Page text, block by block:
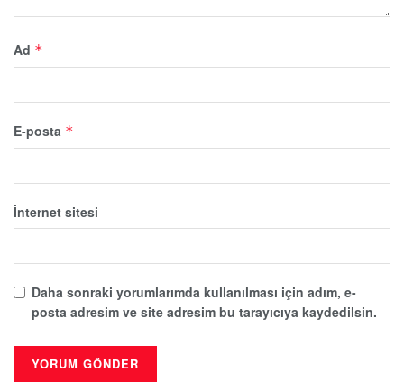
Ad *
E-posta *
İnternet sitesi
Daha sonraki yorumlarımda kullanılması için adım, e-
posta adresim ve site adresim bu tarayıcıya kaydedilsin.